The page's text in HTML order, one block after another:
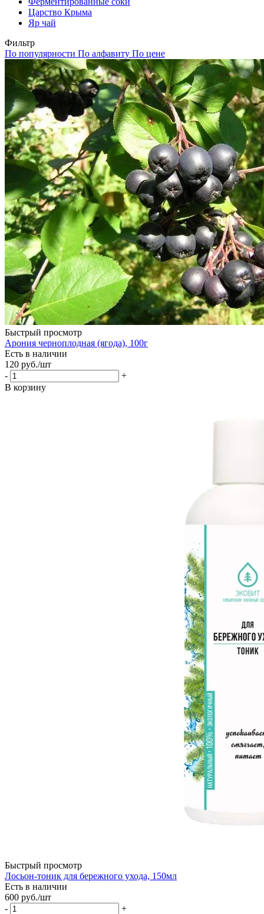
Царство Крыма
Яр чай
Фильтр
По популярности По алфавиту По цене
Быстрый просмотр
Арония черноплодная (ягода), 100г
Есть в наличии
120 руб./шт
-
+
В корзину
Быстрый просмотр
Лосьон-тоник для бережного ухода, 150мл
Есть в наличии
600 руб./шт
-
+